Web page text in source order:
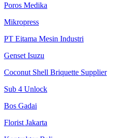
Poros Medika
Mikropress
PT Eitama Mesin Industri
Genset Isuzu
Coconut Shell Briquette Supplier
Sub 4 Unlock
Bos Gadai
Florist Jakarta